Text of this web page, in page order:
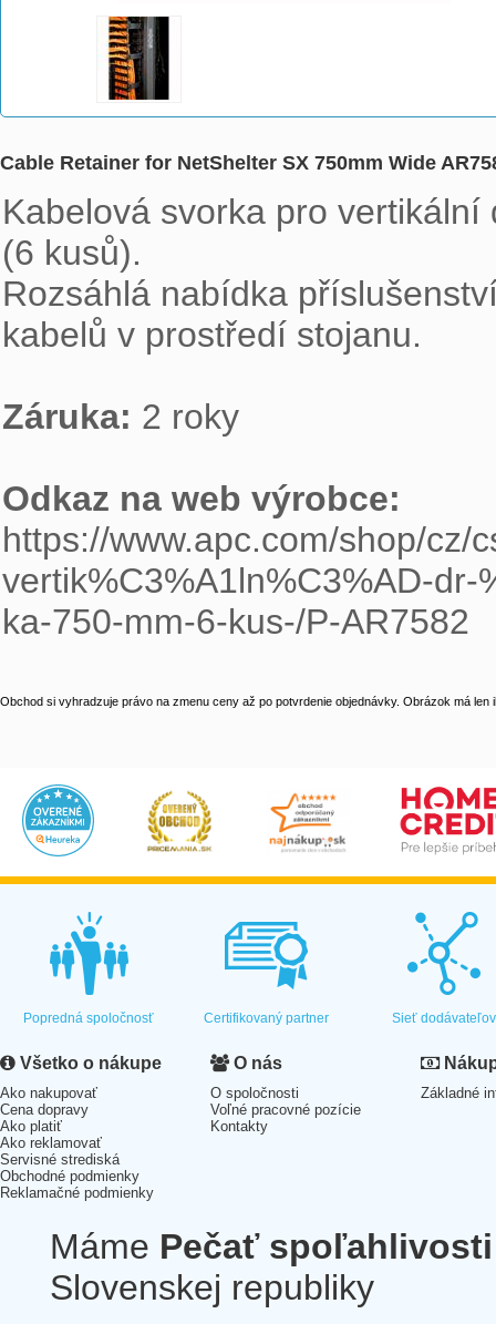
Cable Retainer for NetShelter SX 750mm Wide
Kabelová svorka pro
(6 kusů).
Rozsáhlá nabídka
kabelů v prostředí stojanu.
Záruka: 2 roky
https://www.apc.com/shop/cz/
vertik%C3%A1ln%C3%AD-
ka-750-mm-6-kus-/P-AR7582
Obchod si vyhradzuje právo na zmenu ceny až po potvrdenie objednávky. Obrázok má len
Popredná spoločnosť Certifikovaný partner Sieť dodávateľov
Všetko o nákupe
Ako nakupovať
Cena dopravy
Ako platiť
Ako reklamovať
Servisné strediská
Obchodné podmienky
Reklamačné podmienky
O nás
O spoločnosti
Voľné pracovné pozície
Kontakty
Základné
Máme Pečať spoľahlivosti
Slovenskej republiky